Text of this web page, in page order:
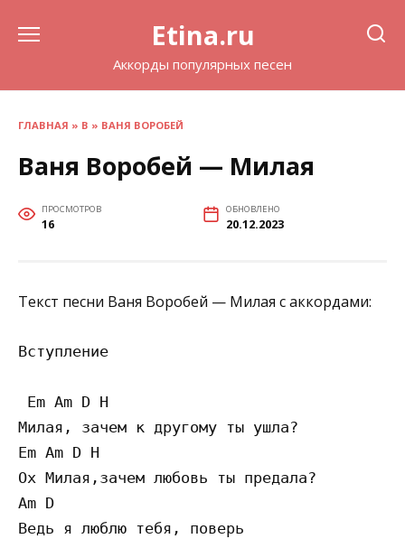
Etina.ru
Аккорды популярных песен
ГЛАВНАЯ » В » ВАНЯ ВОРОБЕЙ
Ваня Воробей — Милая
ПРОСМОТРОВ
16
ОБНОВЛЕНО
20.12.2023
Текст песни Ваня Воробей — Милая с аккордами:
Вступление
Em Am D H
Милая, зачем к другому ты ушла?
Em Am D H
Ох Милая,зачем любовь ты предала?
Am D
Ведь я люблю тебя, поверь